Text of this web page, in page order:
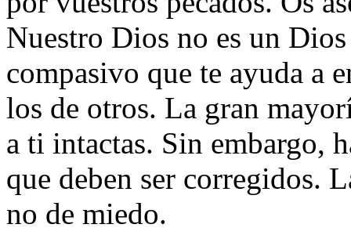
Nuestro Dios no es un
compasivo que te ayuda a
los de otros. La gran
a ti intactas. Sin embargo,
que deben ser corregidos.
no de miedo.